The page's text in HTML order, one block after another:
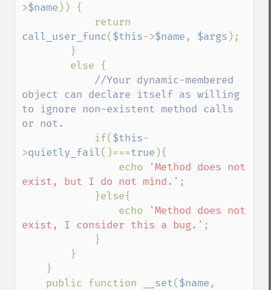
>$name )) {
call_user_func($this->$name , $args );
//Your dynamic-membered
object can declare itself as willing
to ignore non-existent method calls
or not.
if($this-
>quietly_fail()===true ){
                echo
'Method does not
exist, but I do not mind.' ;
                echo
'Method does not
exist, I consider this a bug.' ;
    public function
__set($name